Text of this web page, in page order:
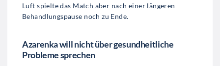
Luft spielte das Match aber nach einer längeren
Behandlungspause noch zu Ende.
Azarenka will nicht über gesundheitliche
Probleme sprechen